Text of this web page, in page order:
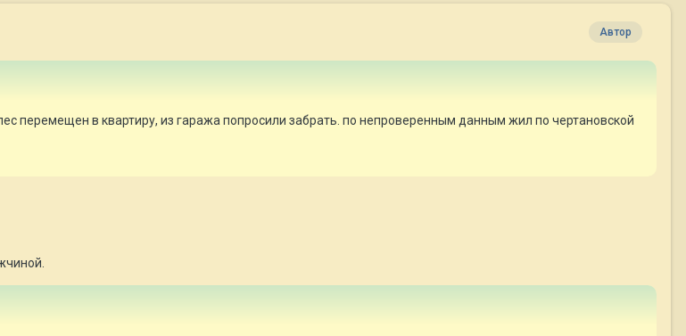
Автор
перемещен в квартиру, из гаража попросили забрать. по непроверенным данным жил по чертановской